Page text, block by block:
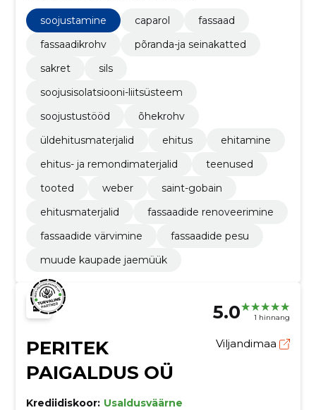
soojustamine caparol
fassaad
fassaadikrohv
põranda-ja seinakatted
sakret
sils
soojusisolatsiooni-liitsüsteem
soojustustööd
õhekrohv
üldehitusmaterjalid
ehitus
ehitamine
ehitus- ja remondimaterjalid
teenused
tooted
weber
saint-gobain
ehitusmaterjalid
fassaadide renoveerimine
fassaadide värvimine
fassaadide pesu
muude kaupade jaemüük
5.0 1 hinnang
PERITEK
PAIGALDUS OÜ
Viljandimaa
Krediidiskoor: Usaldusväärne